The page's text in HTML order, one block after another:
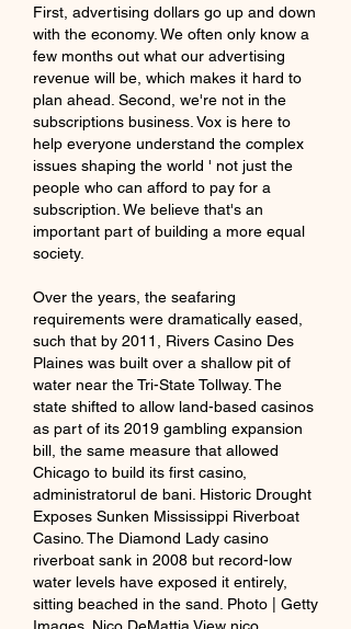
First, advertising dollars go up and down
with the economy. We often only know a
few months out what our advertising
revenue will be, which makes it hard to
plan ahead. Second, we're not in the
subscriptions business. Vox is here to
help everyone understand the complex
issues shaping the world ' not just the
people who can afford to pay for a
subscription. We believe that's an
important part of building a more equal
society.
Over the years, the seafaring
requirements were dramatically eased,
such that by 2011, Rivers Casino Des
Plaines was built over a shallow pit of
water near the Tri-State Tollway. The
state shifted to allow land-based casinos
as part of its 2019 gambling expansion
bill, the same measure that allowed
Chicago to build its first casino,
administratorul de bani. Historic Drought
Exposes Sunken Mississippi Riverboat
Casino. The Diamond Lady casino
riverboat sank in 2008 but record-low
water levels have exposed it entirely,
sitting beached in the sand. Photo | Getty
Images. Nico DeMattia View nico